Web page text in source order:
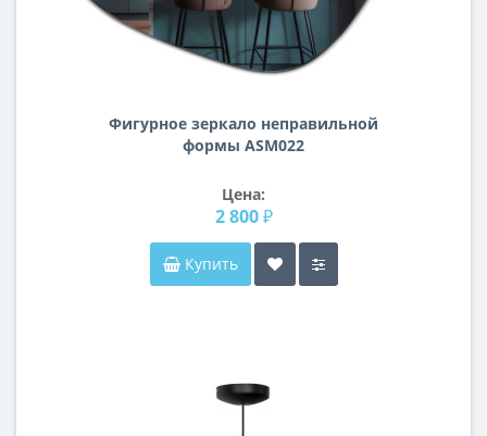
Фигурное зеркало неправильной
формы ASM022
Цена:
2 800 ₽
Купить